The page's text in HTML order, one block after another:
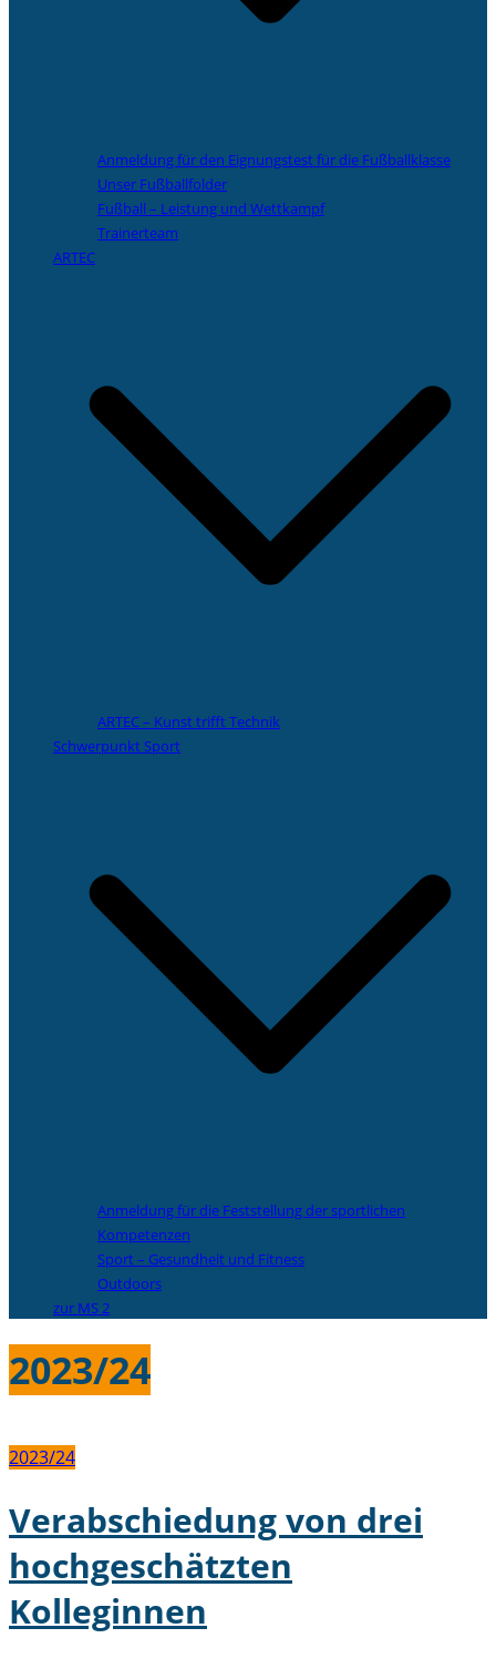
Anmeldung für den Eignungstest für die Fußballklasse
Unser Fußballfolder
Fußball – Leistung und Wettkampf
Trainerteam
ARTEC
ARTEC – Kunst trifft Technik
Schwerpunkt Sport
Anmeldung für die Feststellung der sportlichen
Kompetenzen
Sport – Gesundheit und Fitness
Outdoors
zur MS 2
2023/24
2023/24
Verabschiedung von drei
hochgeschätzten
Kolleginnen